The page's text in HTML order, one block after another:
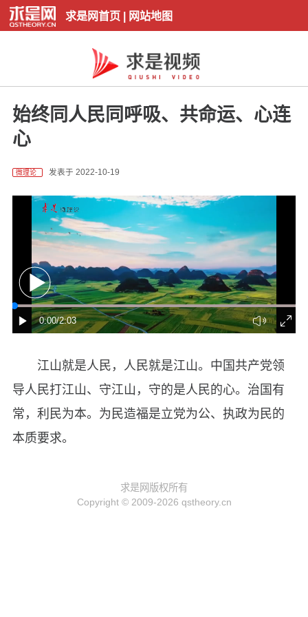
求是网首页| 网站地图
始终同人民同呼吸、共命运、心连
心
微理论 发表于 2022-10-19
江山就是人民，人民就是江山。中国共产党领
导人民打江山、守江山，守的是人民的心。治国有
常，利民为本。为民造福是立党为公、执政为民的
本质要求。
求是网版权所有
Copyright © 2009-2026 qstheory.cn